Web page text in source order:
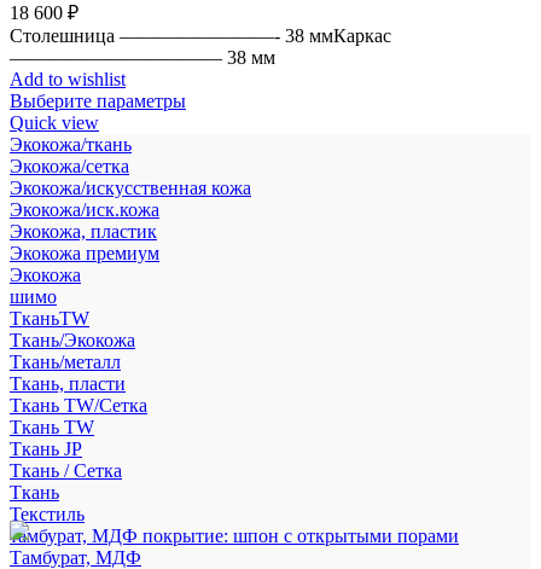
18 600 ₽
Столешница ————————- 38 ммКаркас
——————————— 38 мм
Add to wishlist
Выберите параметры
Quick view
Экокожа/ткань
Экокожа/сетка
Экокожа/искусственная кожа
Экокожа/иск.кожа
Экокожа, пластик
Экокожа премиум
Экокожа
шимо
ТканьTW
Ткань/Экокожа
Ткань/металл
Ткань, пласти
Ткань TW/Сетка
Ткань TW
Ткань JP
Ткань / Сетка
Ткань
Текстиль
тамбурат, МДФ покрытие: шпон с открытыми порами
Тамбурат, МДФ